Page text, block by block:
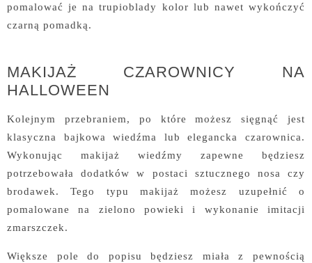
pomalować je na trupioblady kolor lub nawet wykończyć
czarną pomadką.
MAKIJAŻ CZAROWNICY NA
HALLOWEEN
Kolejnym przebraniem, po które możesz sięgnąć jest
klasyczna bajkowa wiedźma lub elegancka czarownica.
Wykonując makijaż wiedźmy zapewne będziesz
potrzebowała dodatków w postaci sztucznego nosa czy
brodawek. Tego typu makijaż możesz uzupełnić o
pomalowane na zielono powieki i wykonanie imitacji
zmarszczek.
Większe pole do popisu będziesz miała z pewnością